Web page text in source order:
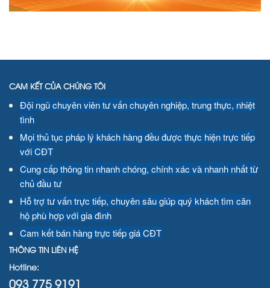
CAM KẾT CỦA CHÚNG TÔI
Đội ngũ chuyên viên tư vấn chuyên nghiệp, trung thực, nhiệt
tình
Mọi thủ tục pháp lý khách hàng đều được thực hiện trực tiếp
với CĐT
Cung cấp thông tin nhanh chóng, chính xác và nhanh nhất từ
chủ đầu tư
Hỗ trợ tư vấn trực tiếp, chuyên sâu giúp quý khách tìm căn
hộ phù hợp với gia đình
Cam kết bán hàng trực tiếp giá CĐT
THÔNG TIN LIÊN HỆ
Hotline:
093 775 9191